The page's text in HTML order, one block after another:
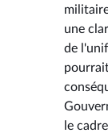
une
de
le